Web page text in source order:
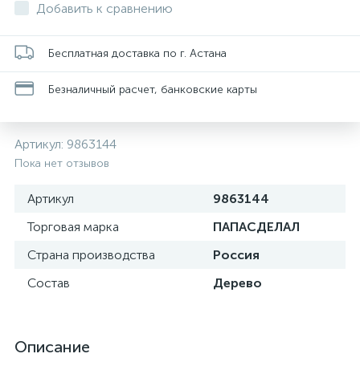
Добавить к сравнению
Бесплатная доставка по г. Астана
Безналичный расчет, банковские карты
Артикул: 9863144
Пока нет отзывов
Артикул
9863144
Торговая марка
ПАПАСДЕЛАЛ
Страна производства
Россия
Состав
Дерево
Описание